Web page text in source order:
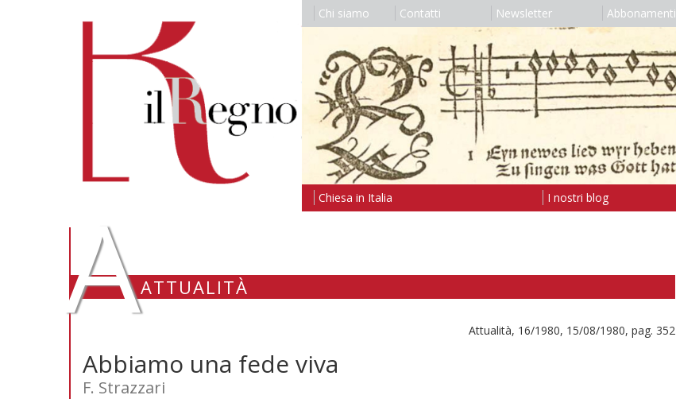
Chi siamo Contatti Newsletter Abbonamenti
Chiesa in Italia I nostri blog
AATTUALITÀ
Attualità, 16/1980, 15/08/1980, pag. 352
Abbiamo una fede viva
F. Strazzari